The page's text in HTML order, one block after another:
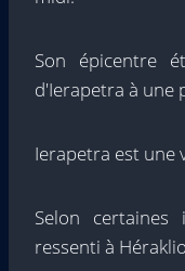
Son épicentre
d'Ierapetra à une
Ierapetra est une
Selon
ressenti à